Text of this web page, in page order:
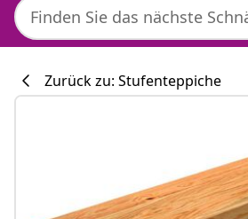
Zurück zu: Stufenteppiche